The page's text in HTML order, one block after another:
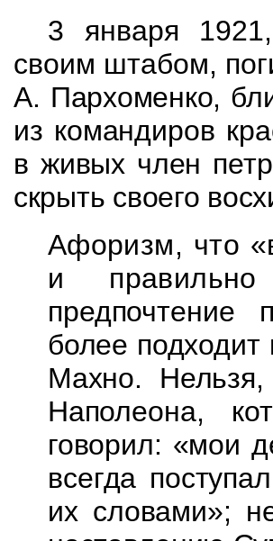
3 января
своим штабом,
А. Пархоменко,
из командиров
вживых член
скрыть своего
Афоризм, что
и
более
Махно.
Наполеона,
говорил: «мои
всегда
их словами»;